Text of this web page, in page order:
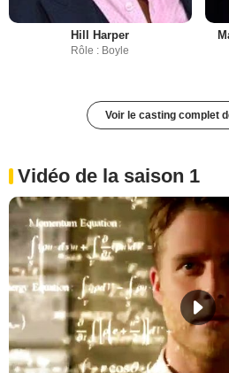
Hill Harper
Rôle : Boyle
Voir le casting complet
Vidéo de la saison 1